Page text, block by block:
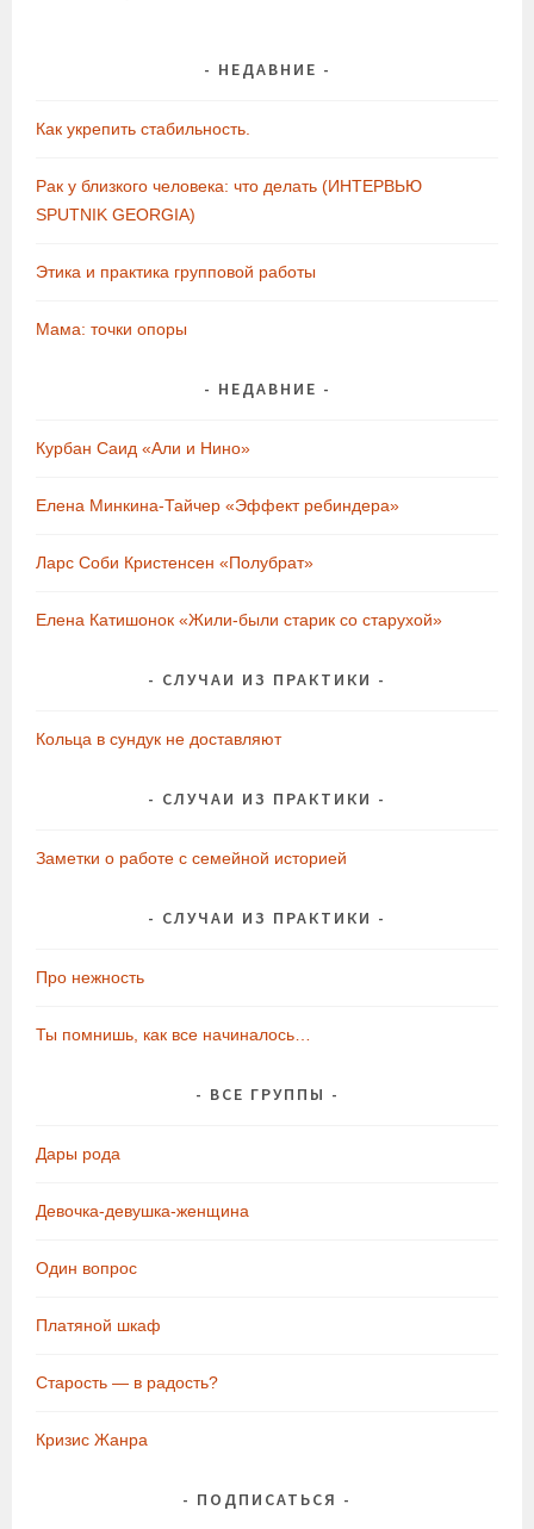
НЕДАВНИЕ
Как укрепить стабильность.
Рак у близкого человека: что делать (ИНТЕРВЬЮ
SPUTNIK GEORGIA)
Этика и практика групповой работы
Мама: точки опоры
НЕДАВНИЕ
Курбан Саид «Али и Нино»
Елена Минкина-Тайчер «Эффект ребиндера»
Ларс Соби Кристенсен «Полубрат»
Елена Катишонок «Жили-были старик со старухой»
СЛУЧАИ ИЗ ПРАКТИКИ
Кольца в сундук не доставляют
СЛУЧАИ ИЗ ПРАКТИКИ
Заметки о работе с семейной историей
СЛУЧАИ ИЗ ПРАКТИКИ
Про нежность
Ты помнишь, как все начиналось…
ВСЕ ГРУППЫ
Дары рода
Девочка-девушка-женщина
Один вопрос
Платяной шкаф
Старость — в радость?
Кризис Жанра
ПОДПИСАТЬСЯ